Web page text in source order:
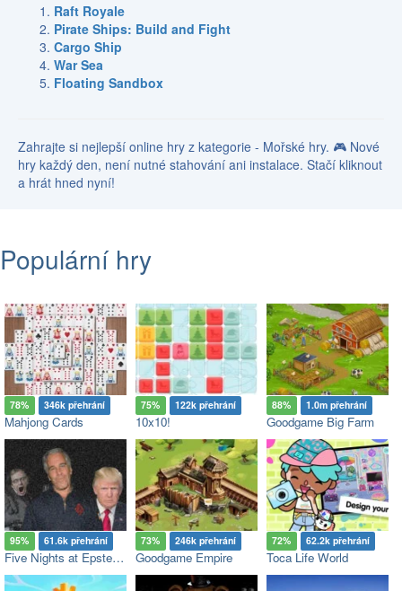
Raft Royale
Pirate Ships: Build and Fight
Cargo Ship
War Sea
Floating Sandbox
Zahrajte si nejlepší online hry z kategorie - Mořské hry. 🎮 Nové
hry každý den, není nutné stahování ani instalace. Stačí kliknout
a hrát hned nyní!
Populární hry
78% 346k přehrání
Mahjong Cards
75% 122k přehrání
10x10!
88% 1.0m přehrání
Goodgame Big Farm
95% 61.6k přehrání
Five Nights at Epstein’s
73% 246k přehrání
Goodgame Empire
72% 62.2k přehrání
Toca Life World